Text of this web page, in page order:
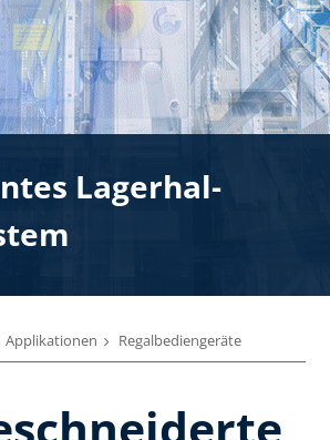
Lagerhal-
Applikationen Regalbediengeräte